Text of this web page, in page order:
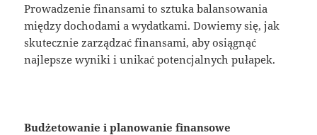
Prowadzenie finansami to sztuka balansowania
między dochodami a wydatkami. Dowiemy się, jak
skutecznie zarządzać finansami, aby osiągnąć
najlepsze wyniki i unikać potencjalnych pułapek.
Budżetowanie i planowanie finansowe